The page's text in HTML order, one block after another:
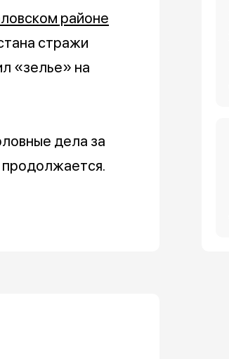
районе
стражи
«зелье» на
дела за
продолжается.